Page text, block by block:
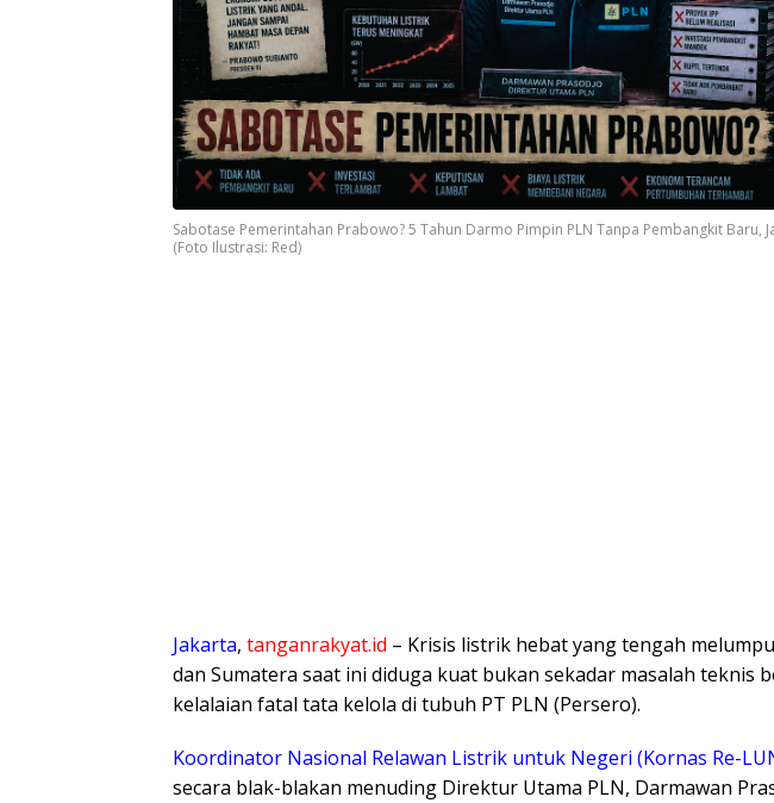
Sabotase Pemerintahan Prabowo? 5 Tahun Darmo Pimpin PLN Tanpa Pembangkit Baru,
(Foto Ilustrasi: Red)
Jakarta, tanganrakyat.id – Krisis listrik hebat yang tengah
dan Sumatera saat ini diduga kuat bukan sekadar masalah teknis
kelalaian fatal tata kelola di tubuh PT PLN (Persero).
Koordinator Nasional Relawan Listrik untuk Negeri (Kornas Re-
secara blak-blakan menuding Direktur Utama PLN, Darmawan